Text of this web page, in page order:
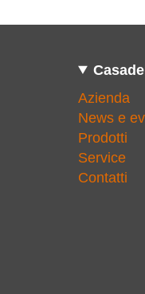
Azienda
News e
Prodotti
Service
Contatti